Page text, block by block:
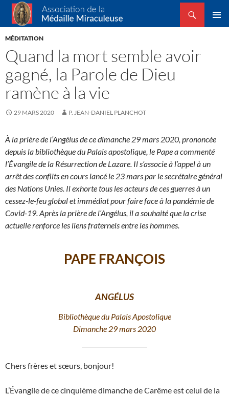
Association de la Médaille Miraculeuse
Recherche
ALLER
AU
MÉDITATION
Quand la mort semble avoir
gagné, la Parole de Dieu
ramène à la vie
29 MARS 2020 P. JEAN-DANIEL PLANCHOT
À la prière de l’Angélus de ce dimanche 29 mars 2020, prononcée
depuis la bibliothèque du Palais apostolique, le Pape a commenté
l’Évangile de la Résurrection de Lazare. Il s’associe à l’appel à un
arrêt des conflits en cours lancé le 23 mars par le secrétaire général
des Nations Unies. Il exhorte tous les acteurs de ces guerres à un
cessez-le-feu global et immédiat pour faire face à la pandémie de
Covid-19. Après la prière de l’Angélus, il a souhaité que la crise
actuelle renforce les liens fraternels entre les hommes.
PAPE FRANÇOIS
ANGÉLUS
Bibliothèque du Palais Apostolique
Dimanche 29 mars 2020
Chers frères et sœurs, bonjour!
L’Évangile de ce cinquième dimanche de Carême est celui de la